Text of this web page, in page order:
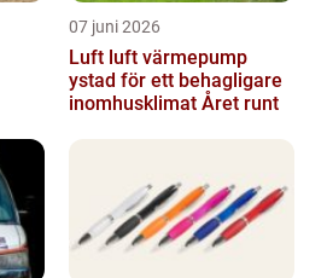
07 juni 2026
Luft luft värmepump
ystad för ett behagligare
inomhusklimat Året runt